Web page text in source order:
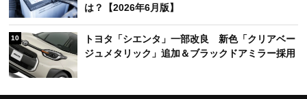
は？【2026年6月版】
10
トヨタ「シエンタ」一部改良 新色「クリアベー
ジュメタリック」追加＆ブラックドアミラー採用